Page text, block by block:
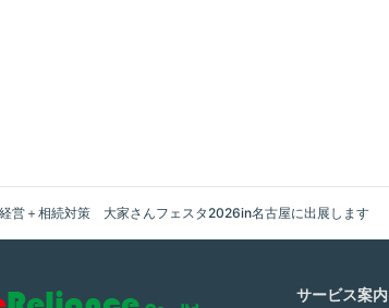
営＋相続対策 大家さんフェスタ2026in名古屋に出展します
サービス案内